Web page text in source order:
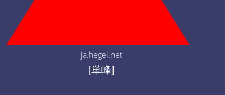
ja.hegel.net
[単峰]